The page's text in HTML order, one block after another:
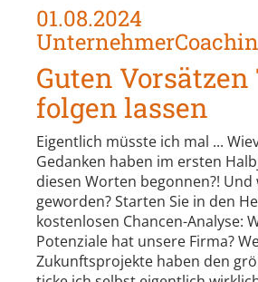
01.08.2024
Guten Vorsätzen
folgen lassen
Eigentlich müsste ich mal ...
Gedanken haben im ersten
diesen Worten begonnen?! Und
geworden? Starten Sie in den
kostenlosen Chancen-Analyse:
Potenziale hat unsere Firma?
Zukunftsprojekte haben den